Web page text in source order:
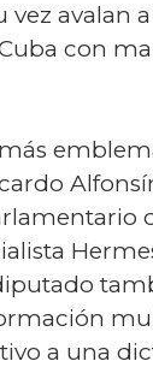
vez avalan
con
a una